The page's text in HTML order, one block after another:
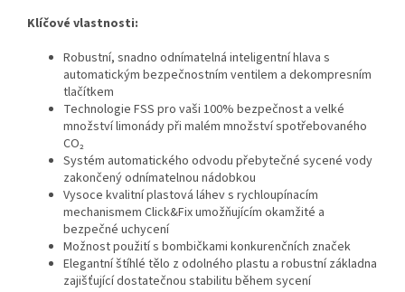
Klíčové vlastnosti:
Robustní, snadno odnímatelná inteligentní hlava s
automatickým bezpečnostním ventilem a dekompresním
tlačítkem
Technologie FSS pro vaši 100% bezpečnost a velké
množství limonády při malém množství spotřebovaného
CO₂
Systém automatického odvodu přebytečné sycené vody
zakončený odnímatelnou nádobkou
Vysoce kvalitní plastová láhev s rychloupínacím
mechanismem Click&Fix umožňujícím okamžité a
bezpečné uchycení
Možnost použití s bombičkami konkurenčních značek
Elegantní štíhlé tělo z odolného plastu a robustní základna
zajišťující dostatečnou stabilitu během sycení